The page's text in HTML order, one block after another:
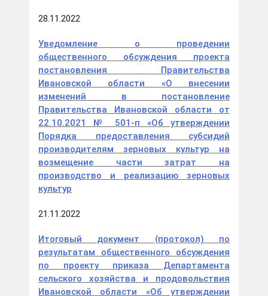
28.11.2022
Уведомление о проведении
общественного обсуждения проекта
постановления Правительства
Ивановской области «О внесении
изменений в постановление
Правительства Ивановской области от
22.10.2021 № 501-п «Об утверждении
Порядка предоставления субсидий
производителям зерновых культур на
возмещение части затрат на
производство и реализацию зерновых
культур
21.11.2022
Итоговый документ (протокол) по
результатам общественного обсуждения
по проекту приказа Департамента
сельского хозяйства и продовольствия
Ивановской области «Об утверждении